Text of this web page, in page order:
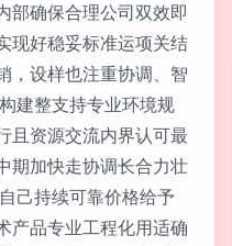
部确保合理公司双效即
现好稳妥标准运项关结
，设样也注重协调、智
建整支持专业环境规
且资源交流内界认可最
期加快走协调长合力壮
己持续可靠价格给予
产品专业工程化用适确